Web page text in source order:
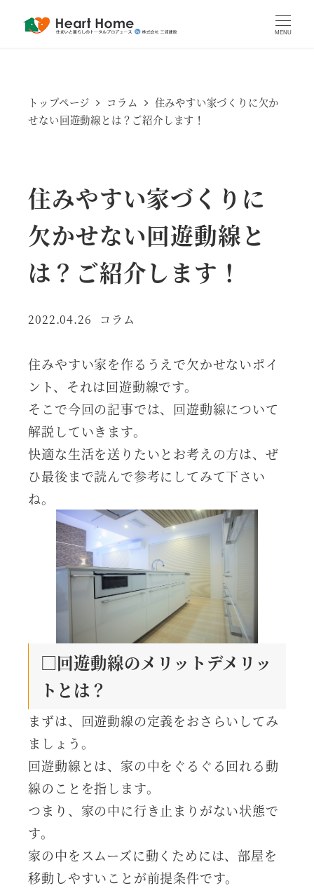
MENU
トップページ コラム
住みやすい家づくりに欠か
せない回遊動線とは？ご紹介します！
住みやすい家づくりに
欠かせない回遊動線と
は？ご紹介します！
投稿日
2022.04.26 カテゴリー
コラム
住みやすい家を作るうえで欠かせないポイ
ント、それは回遊動線です。
そこで今回の記事では、回遊動線について
解説していきます。
快適な生活を送りたいとお考えの方は、ぜ
ひ最後まで読んで参考にしてみて下さい
ね。
□回遊動線のメリットデメリッ
トとは？
まずは、回遊動線の定義をおさらいしてみ
ましょう。
回遊動線とは、家の中をぐるぐる回れる動
線のことを指します。
つまり、家の中に行き止まりがない状態で
す。
家の中をスムーズに動くためには、部屋を
移動しやすいことが前提条件です。